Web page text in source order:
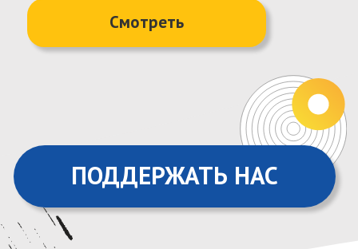
НАБЛЮДЕНИИ
ГОВОРЯТ:
«Если я проигрываю, я хочу
проигрывать честно»
Подробнее